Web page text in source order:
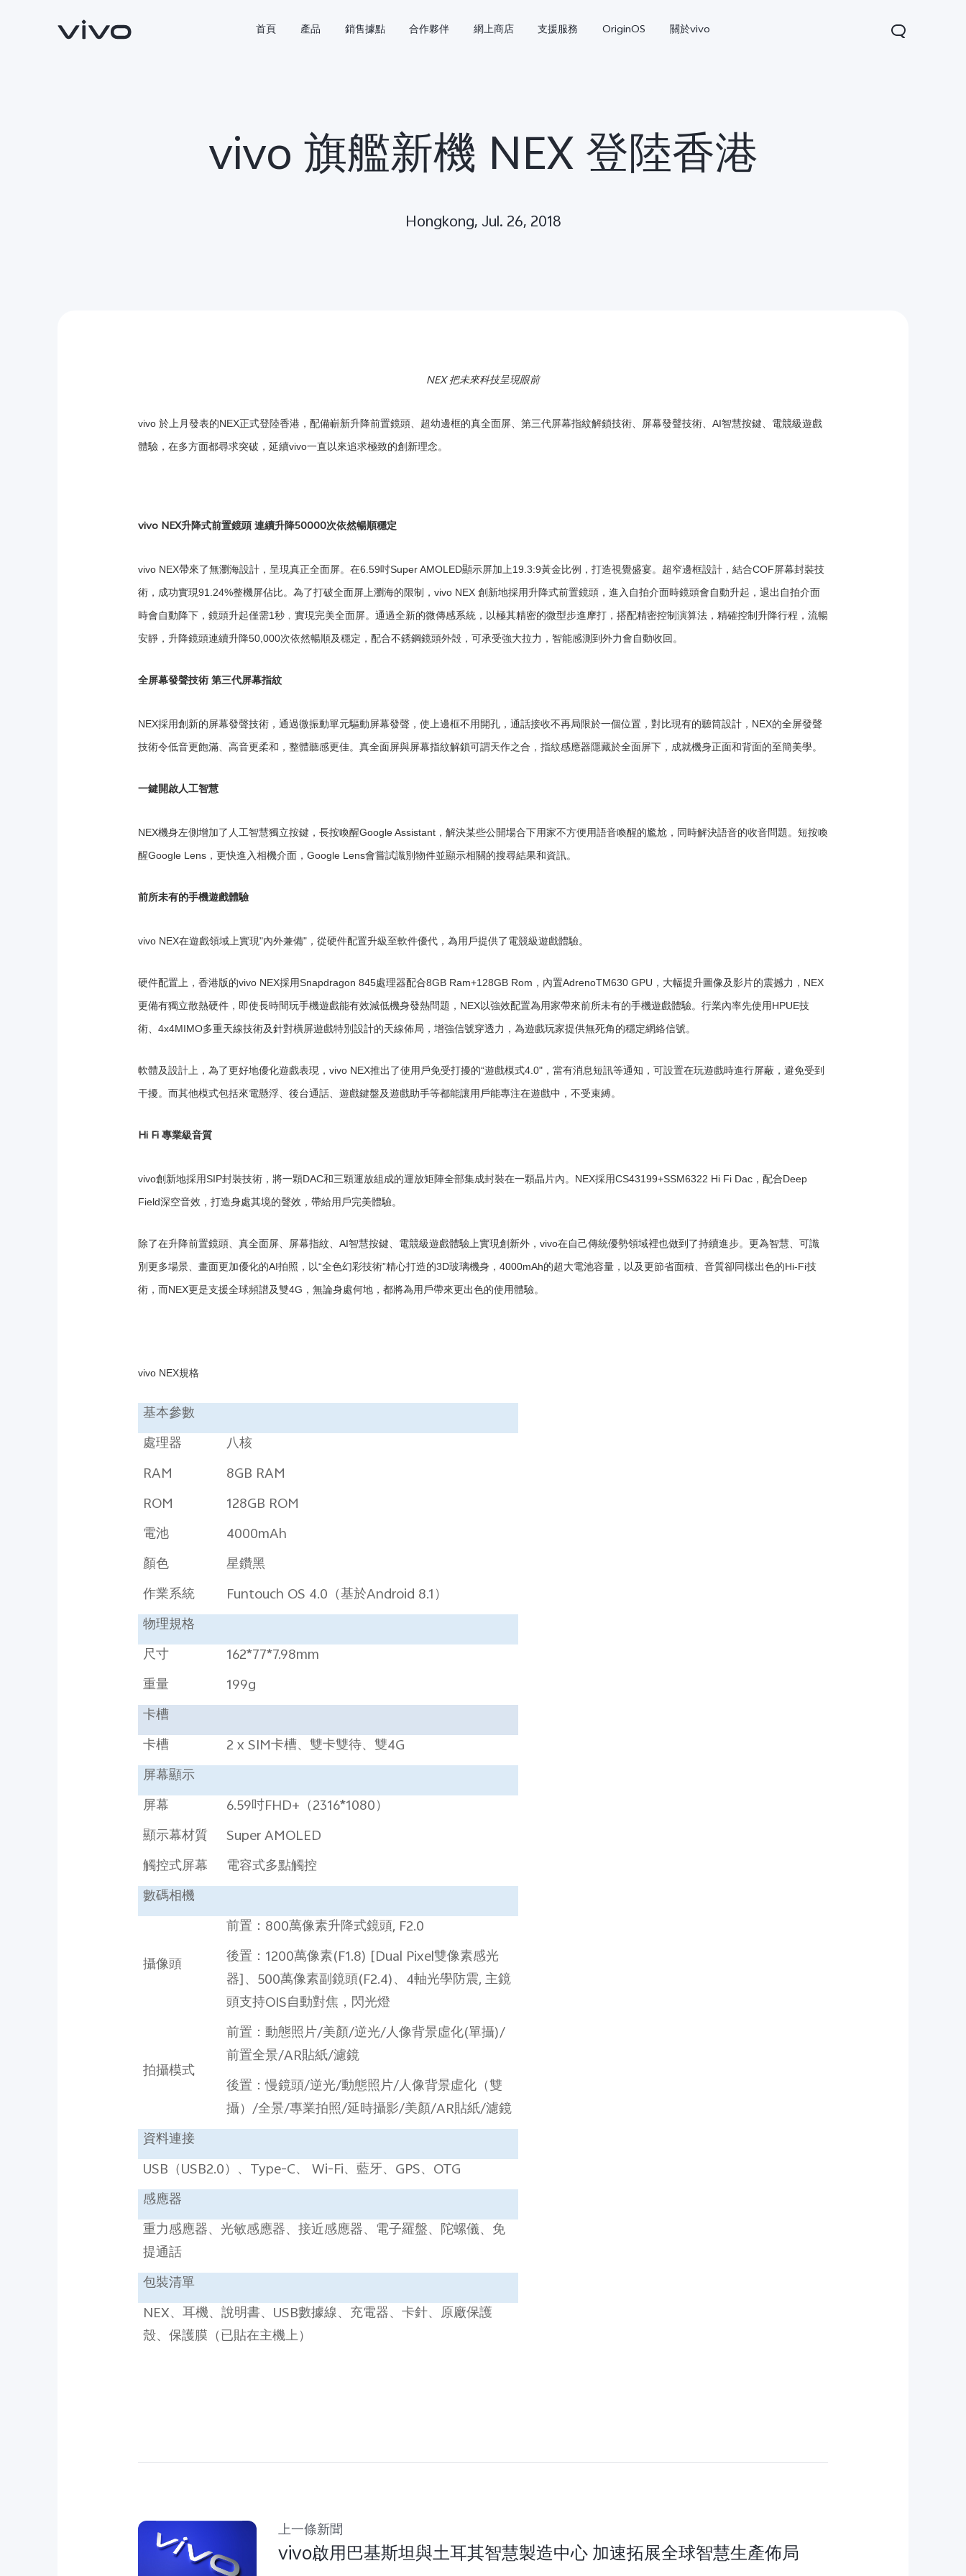
首頁 產品 銷售據點 合作夥伴 網上商店 支援服務 OriginOS 關於vivo
vivo 旗艦新機 NEX 登陸香港
Hongkong, Jul. 26, 2018
NEX 把未來科技呈現眼前
vivo 於上月發表的NEX正式登陸香港，配備嶄新升降前置鏡頭、超幼邊框的真全面屏、第三代屏幕指紋解鎖技術、屏幕發聲技術、AI智慧按鍵、電競級遊戲
體驗，在多方面都尋求突破，延續vivo一直以來追求極致的創新理念。
vivo NEX升降式前置鏡頭 連續升降50000次依然暢順穩定
vivo NEX帶來了無瀏海設計，呈現真正全面屏。在6.59吋Super AMOLED顯示屏加上19.3:9黃金比例，打造視覺盛宴。超窄邊框設計，結合COF屏幕封裝技
術，成功實現91.24%整機屏佔比。為了打破全面屏上瀏海的限制，vivo NEX 創新地採用升降式前置鏡頭，進入自拍介面時鏡頭會自動升起，退出自拍介面
時會自動降下，鏡頭升起僅需1秒﹐實現完美全面屏。通過全新的微傳感系統，以極其精密的微型步進摩打，搭配精密控制演算法，精確控制升降行程，流暢
安靜，升降鏡頭連續升降50,000次依然暢順及穩定，配合不銹鋼鏡頭外殻，可承受強大拉力，智能感測到外力會自動收回。
全屏幕發聲技術 第三代屏幕指紋
NEX採用創新的屏幕發聲技術，通過微振動單元驅動屏幕發聲，使上邊框不用開孔，通話接收不再局限於一個位置，對比現有的聽筒設計，NEX的全屏發聲
技術令低音更飽滿、高音更柔和，整體聽感更佳。真全面屏與屏幕指紋解鎖可謂天作之合，指紋感應器隱藏於全面屏下，成就機身正面和背面的至簡美學。
一鍵開啟人工智慧
NEX機身左側增加了人工智慧獨立按鍵，長按喚醒Google Assistant，解決某些公開場合下用家不方便用語音喚醒的尷尬，同時解決語音的收音問題。短按喚
醒Google Lens，更快進入相機介面，Google Lens會嘗試識別物件並顯示相關的搜尋結果和資訊。
前所未有的手機遊戲體驗
vivo NEX在遊戲領域上實現"內外兼備"，從硬件配置升級至軟件優代，為用戶提供了電競級遊戲體驗。
硬件配置上，香港版的vivo NEX採用Snapdragon 845處理器配合8GB Ram+128GB Rom，內置AdrenoTM630 GPU，大幅提升圖像及影片的震撼力，NEX
更備有獨立散熱硬件，即使長時間玩手機遊戲能有效減低機身發熱問題，NEX以強效配置為用家帶來前所未有的手機遊戲體驗。行業內率先使用HPUE技
術、4x4MIMO多重天線技術及針對橫屏遊戲特別設計的天線佈局，增強信號穿透力，為遊戲玩家提供無死角的穩定網絡信號。
軟體及設計上，為了更好地優化遊戲表現，vivo NEX推出了使用戶免受打擾的“遊戲模式4.0"，當有消息短訊等通知，可設置在玩遊戲時進行屏蔽，避免受到
干擾。而其他模式包括來電懸浮、後台通話、遊戲鍵盤及遊戲助手等都能讓用戶能專注在遊戲中，不受束縛。
Hi Fi 專業級音質
vivo創新地採用SIP封裝技術，將一顆DAC和三顆運放組成的運放矩陣全部集成封裝在一顆晶片內。NEX採用CS43199+SSM6322 Hi Fi Dac，配合Deep
Field深空音效，打造身處其境的聲效，帶給用戶完美體驗。
除了在升降前置鏡頭、真全面屏、屏幕指紋、AI智慧按鍵、電競級遊戲體驗上實現創新外，vivo在自己傳統優勢領域裡也做到了持續進步。更為智慧、可識
別更多場景、畫面更加優化的AI拍照，以“全色幻彩技術”精心打造的3D玻璃機身，4000mAh的超大電池容量，以及更節省面積、音質卻同樣出色的Hi-Fi技
術，而NEX更是支援全球頻譜及雙4G，無論身處何地，都將為用戶帶來更出色的使用體驗。
vivo NEX規格
基本參數
處理器
八核
RAM
8GB RAM
ROM
128GB ROM
電池
4000mAh
顏色
星鑽黑
作業系統
Funtouch OS 4.0 （基於Android 8.1）
物理規格
尺寸
162*77*7.98mm
重量
199g
卡槽
卡槽
2 x SIM卡槽、雙卡雙待、雙4G
屏幕顯示
屏幕
6.59吋FHD+ （2316*1080）
顯示幕材質
Super AMOLED
觸控式屏幕
電容式多點觸控
數碼相機
攝像頭
前置： 800萬像素升降式鏡頭, F2.0
後置： 1200萬像素(F1.8) [Dual Pixel雙像素感光
器]、 500萬像素副鏡頭(F2.4)、 4軸光學防震,主鏡
頭支持OIS自動對焦，閃光燈
拍攝模式
前置：動態照片/美顏/逆光/人像背景虛化(單攝)/
前置全景/AR貼紙/濾鏡
後置：慢鏡頭/逆光/動態照片/人像背景虛化（雙
攝）/全景/專業拍照/延時攝影/美顏/AR貼紙/濾鏡
資料連接
USB （USB2.0）、 Type-C、 Wi-Fi、藍牙、 GPS、 OTG
感應器
重力感應器、光敏感應器、接近感應器、電子羅盤、陀螺儀、免
提通話
包裝清單
NEX、耳機、說明書、 USB數據線、充電器、卡針、原廠保護
殼、保護膜（已貼在主機上）
上一條新聞
vivo啟用巴基斯坦與土耳其智慧製造中心 加速拓展全球智慧生產佈局